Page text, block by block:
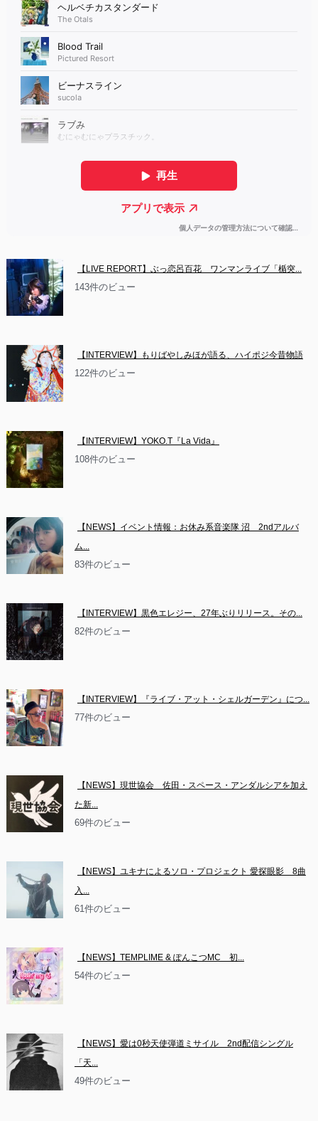
【LIVE REPORT】ぶっ恋呂百花　ワンマンライブ「楯突...
143件のビュー
【INTERVIEW】もりばやしみほが語る、ハイポジ今昔物語
122件のビュー
【INTERVIEW】YOKO.T『La Vida』
108件のビュー
【NEWS】イベント情報：お休み系音楽隊 沼　2ndアルバ
ム...
83件のビュー
【INTERVIEW】黒色エレジー、27年ぶりリリース。その...
82件のビュー
【INTERVIEW】『ライブ・アット・シェルガーデン』につ...
77件のビュー
【NEWS】現世協会　佐田・スペース・アンダルシアを加え
た新...
69件のビュー
【NEWS】ユキナによるソロ・プロジェクト 愛探眼影　8曲
入...
61件のビュー
【NEWS】TEMPLIME & ぽんこつMC　初...
54件のビュー
【NEWS】愛は0秒天使弾道ミサイル　2nd配信シングル
「天...
49件のビュー